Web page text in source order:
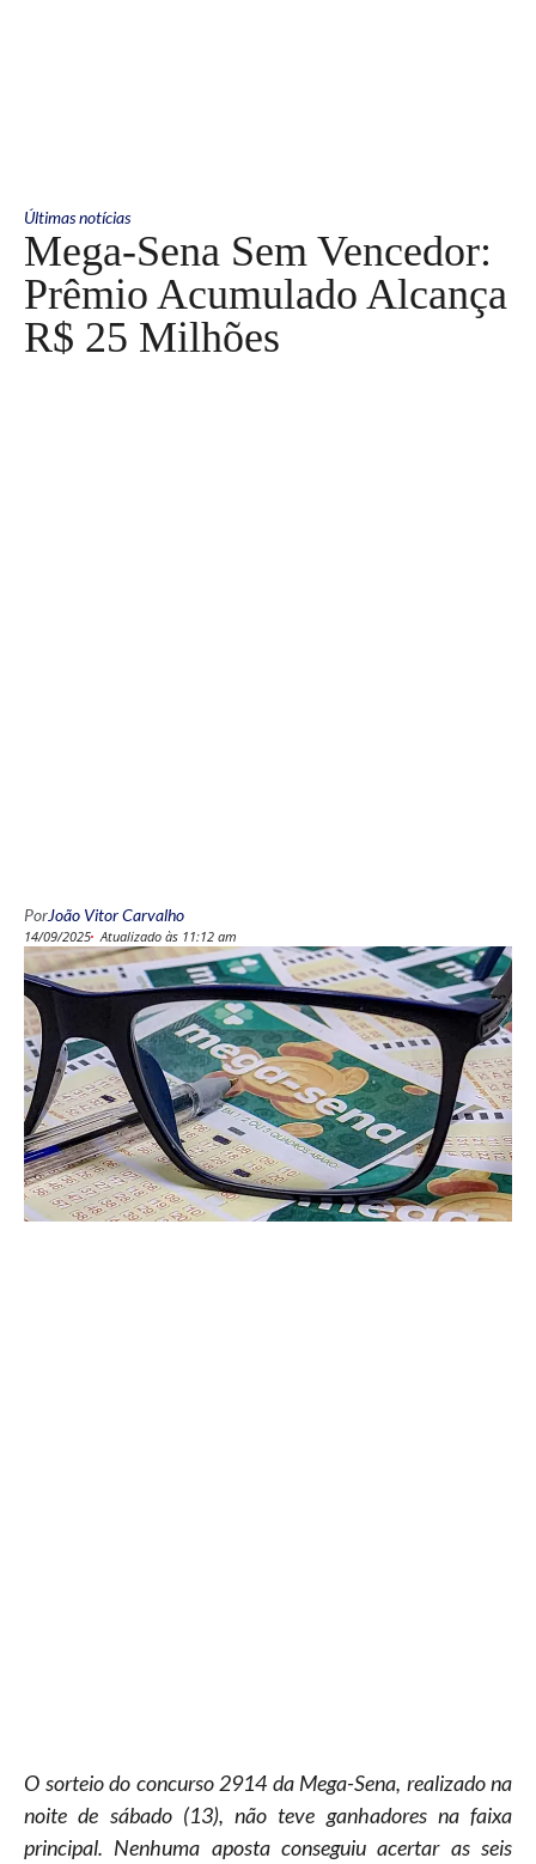
Últimas notícias
Mega-Sena Sem Vencedor:
Prêmio Acumulado Alcança
R$ 25 Milhões
PorJoão Vitor Carvalho
14/09/2025 Atualizado às 11:12 am
O sorteio do concurso 2914 da Mega-Sena, realizado na
noite de sábado (13), não teve ganhadores na faixa
principal. Nenhuma aposta conseguiu acertar as seis